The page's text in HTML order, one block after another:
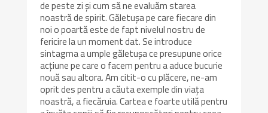
de peste zi și cum să ne evaluăm starea
noastră de spirit. Găletușa pe care fiecare din
noi o poartă este de fapt nivelul nostru de
fericire la un moment dat. Se introduce
sintagma a umple găletușa ce presupune orice
acțiune pe care o facem pentru a aduce bucurie
nouă sau altora. Am citit-o cu plăcere, ne-am
oprit des pentru a căuta exemple din viața
noastră, a fiecăruia. Cartea e foarte utilă pentru